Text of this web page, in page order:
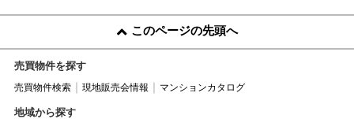
このページの先頭へ
売買物件を探す
売買物件検索 現地販売会情報 マンションカタログ
地域から探す